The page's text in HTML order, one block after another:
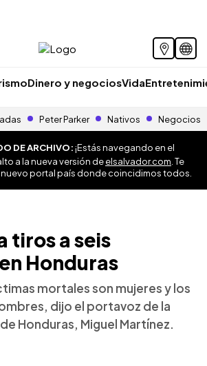
Dinero y negociosVida
Peter Parker Nativos Negocios
DE ARCHIVO:¡Estás navegando en el
a la nueva versión deelsalvador.com . Te
nuevo portal país donde coincidimos todos.
tiros a seis
Honduras
mortales son mujeres y los
dijo el portavoz de la
Honduras, Miguel Martínez.